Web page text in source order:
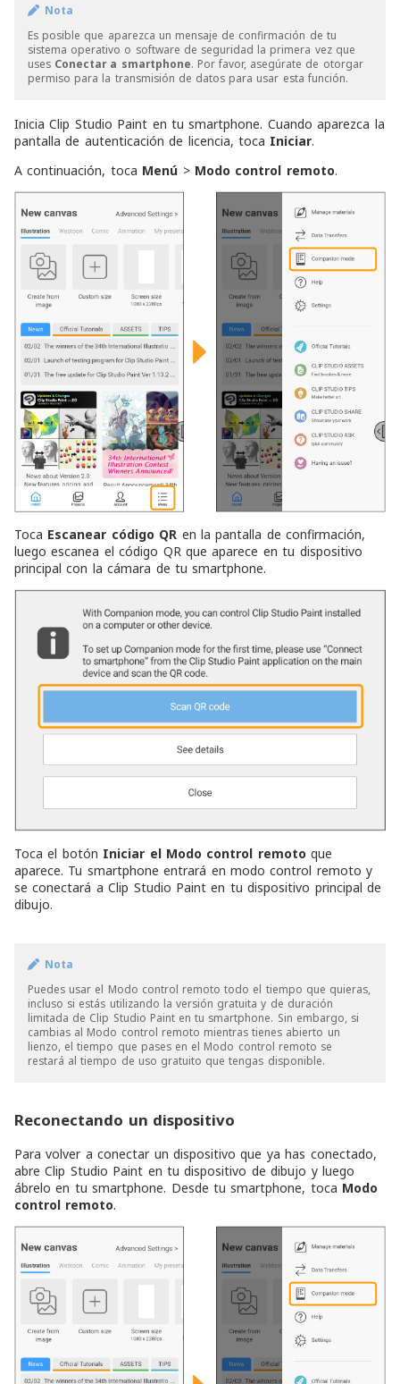
Nota
Es posible que aparezca un mensaje de confirmación de tu
sistema operativo o software de seguridad la primera vez que
uses Conectar a smartphone. Por favor, asegúrate de otorgar
permiso para la transmisión de datos para usar esta función.
Inicia Clip Studio Paint en tu smartphone. Cuando aparezca la
pantalla de autenticación de licencia, toca Iniciar.
A continuación, toca Menú > Modo control remoto.
Toca Escanear código QR en la pantalla de confirmación,
luego escanea el código QR que aparece en tu dispositivo
principal con la cámara de tu smartphone.
Toca el botón Iniciar el Modo control remoto que
aparece. Tu smartphone entrará en modo control remoto y
se conectará a Clip Studio Paint en tu dispositivo principal de
dibujo.
Nota
Puedes usar el Modo control remoto todo el tiempo que quieras,
incluso si estás utilizando la versión gratuita y de duración
limitada de Clip Studio Paint en tu smartphone. Sin embargo, si
cambias al Modo control remoto mientras tienes abierto un
lienzo, el tiempo que pases en el Modo control remoto se
restará al tiempo de uso gratuito que tengas disponible.
Reconectando un dispositivo
Para volver a conectar un dispositivo que ya has conectado,
abre Clip Studio Paint en tu dispositivo de dibujo y luego
ábrelo en tu smartphone. Desde tu smartphone, toca Modo
control remoto.